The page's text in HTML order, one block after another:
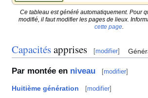
Ce tableau est généré automatiquement. Pour
modifié, il faut modifier les pages de lieux.
cette page
Capacitésapprises [modifier]
Par montée en niveau [modifier]
Huitième génération [modifier]